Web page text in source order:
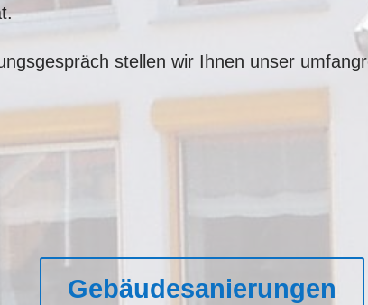
stellen wir Ihnen unser
Gebäudesanierungen